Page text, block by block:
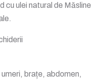
cu ulei natural de Măsline
brațe, abdomen,